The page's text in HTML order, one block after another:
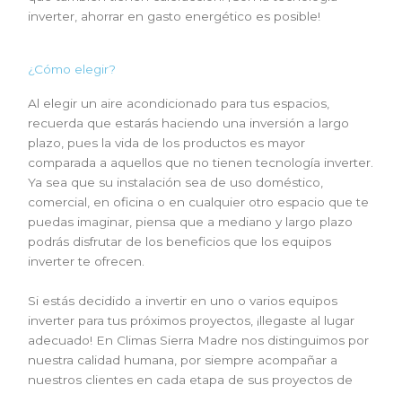
inverter, ahorrar en gasto energético es posible!
¿Cómo elegir?
Al elegir un aire acondicionado para tus espacios,
recuerda que estarás haciendo una inversión a largo
plazo, pues la vida de los productos es mayor
comparada a aquellos que no tienen tecnología inverter.
Ya sea que su instalación sea de uso doméstico,
comercial, en oficina o en cualquier otro espacio que te
puedas imaginar, piensa que a mediano y largo plazo
podrás disfrutar de los beneficios que los equipos
inverter te ofrecen.
Si estás decidido a invertir en uno o varios equipos
inverter para tus próximos proyectos, ¡llegaste al lugar
adecuado! En Climas Sierra Madre nos distinguimos por
nuestra calidad humana, por siempre acompañar a
nuestros clientes en cada etapa de sus proyectos de